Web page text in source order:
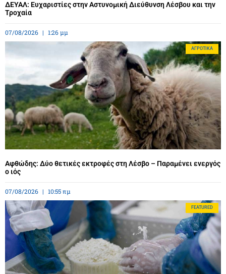
ΔΕΥΑΛ: Ευχαριστίες στην Αστυνομική Διεύθυνση Λέσβου και την
Τροχαία
07/08/2026 1:26 μμ
ΑΓΡΟΤΙΚΆ
Αφθώδης: Δύο θετικές εκτροφές στη Λέσβο – Παραμένει ενεργός
ο ιός
07/08/2026 10:55 πμ
FEATURED